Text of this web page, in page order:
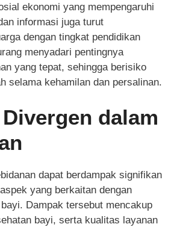
ekonomi yang mempengaruhi
informasi juga turut
dengan tingkat pendidikan
menyadari pentingnya
yang tepat, sehingga berisiko
selama kehamilan dan persalinan.
dalam
dapat berdampak signifikan
yang berkaitan dengan
Dampak tersebut mencakup
bayi, serta kualitas layanan